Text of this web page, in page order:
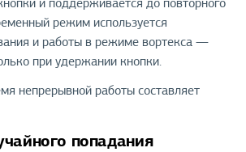
режим используется
и работы в режиме вортекса —
при удержании кнопки.
непрерывной работы составляет
попадания